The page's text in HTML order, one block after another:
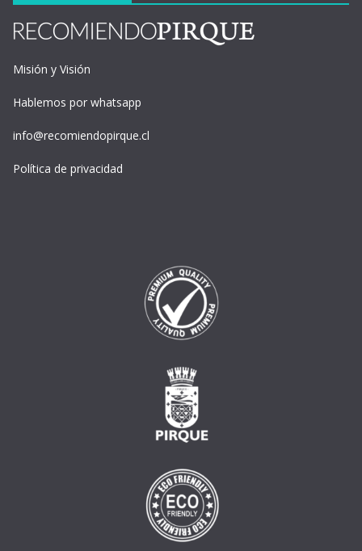
Misión y Visión
Hablemos por whatsapp
info@recomiendopirque.cl
Política de privacidad